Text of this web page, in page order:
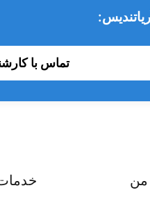
تماس با